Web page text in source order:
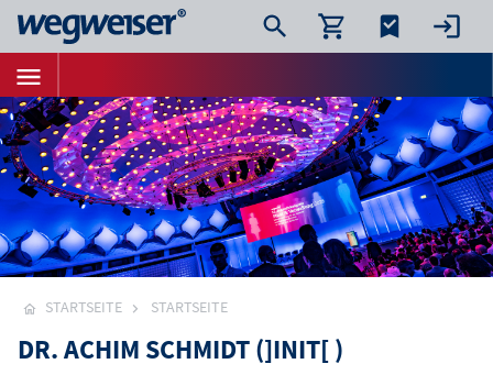
STARTSEITE STARTSEITE
DR. ACHIM SCHMIDT (]INIT[ )